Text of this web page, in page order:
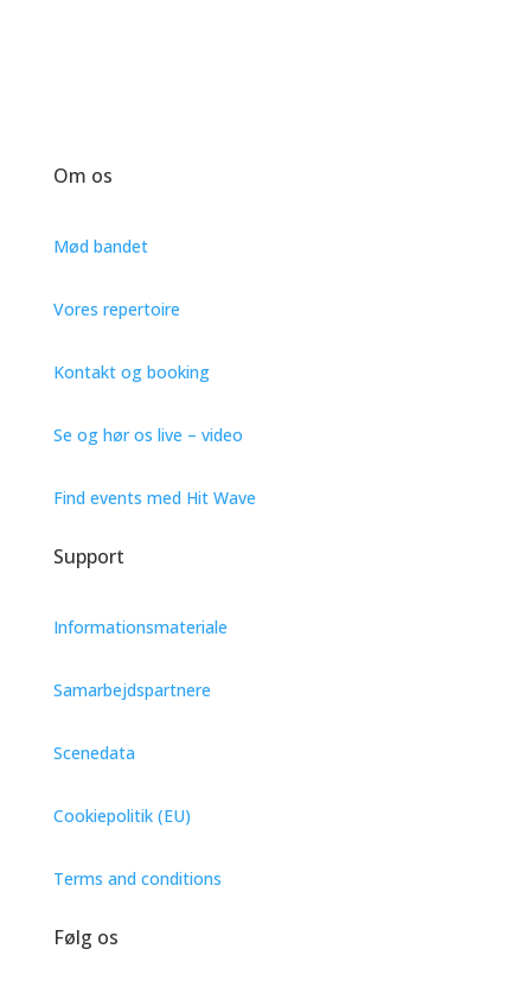
Om os
Mød bandet
Vores repertoire
Kontakt og booking
Se og hør os live – video
Find events med Hit Wave
Support
Informationsmateriale
Samarbejdspartnere
Scenedata
Cookiepolitik (EU)
Terms and conditions
Følg os